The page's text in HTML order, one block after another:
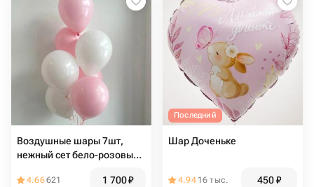
Воздушные шары 7шт,
нежный сет бело-розовых
4.66621 1 700₽
Последний
Шар Доченьке
4.94 16 тыс. 450₽